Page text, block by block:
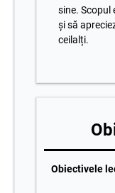
sine. Scopul
și să
ceilalți.
Obiectivele